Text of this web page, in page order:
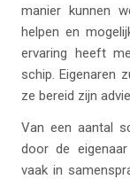
manier kunnen
helpen en
ervaring heeft
schip. Eigenaren
ze bereid zijn
Van een aantal
door de
vaak in